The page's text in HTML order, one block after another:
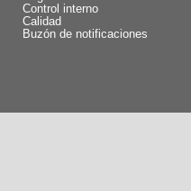
Control interno
Calidad
Buzón de notificaciones